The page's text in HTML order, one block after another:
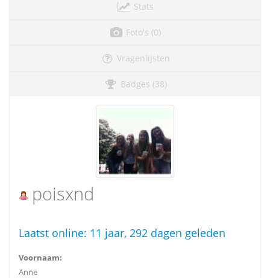
Stats
Foto's (0)
Vragenlijsten
Badges (38)
poisxnd
Laatst online: 11 jaar, 292 dagen geleden
Voornaam:
Anne